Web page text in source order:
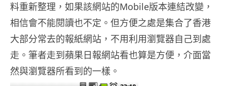
料重新整理，如果該網站的Mobile版本連結改變，
相信會不能閱讀也不定。但方便之處是集合了香港
大部分常去的報紙網站，不用利用瀏覽器自己到處
走。筆者走到蘋果日報網站看也算是方便，介面當
然與瀏覽器所看到的一樣。